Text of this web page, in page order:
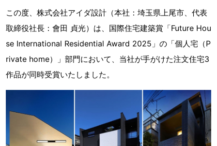
この度、株式会社アイダ設計（本社：埼玉県上尾市、代表
取締役社長：會田 貞光）は、国際住宅建築賞「Future Hou
se International Residential Award 2025」の「個人宅（P
rivate home）」部門において、当社が手がけた注文住宅3
作品が同時受賞いたしました。